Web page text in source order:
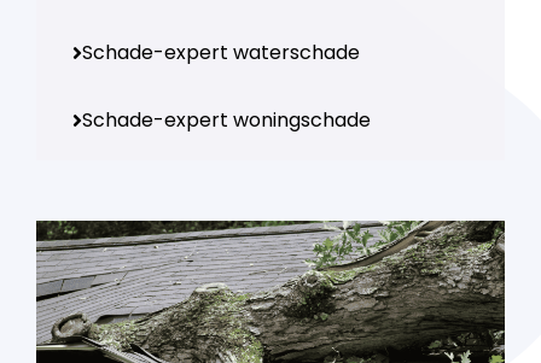
Schade-expert waterschade
Schade-expert woningschade